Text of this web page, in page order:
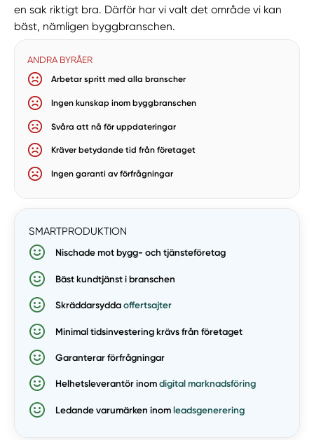
en sak riktigt bra. Därför har vi valt det område vi kan
bäst, nämligen byggbranschen.
SMARTPRODUKTION
Nischade mot bygg- och tjänsteföretag
Bäst kundtjänst i branschen
Skräddarsyddaoffertsajter
Minimal tidsinvestering krävs från företaget
Garanterar förfrågningar
Helhetsleverantör inomdigital marknadsföring
Ledande varumärken inomleadsgenerering